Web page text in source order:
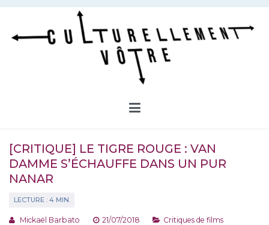
Aller
contenu
[CRITIQUE] LE TIGRE ROUGE : VAN
DAMME S’ÉCHAUFFE DANS UN PUR
NANAR
Mickaël Barbato 21/07/2018 Critiques de films